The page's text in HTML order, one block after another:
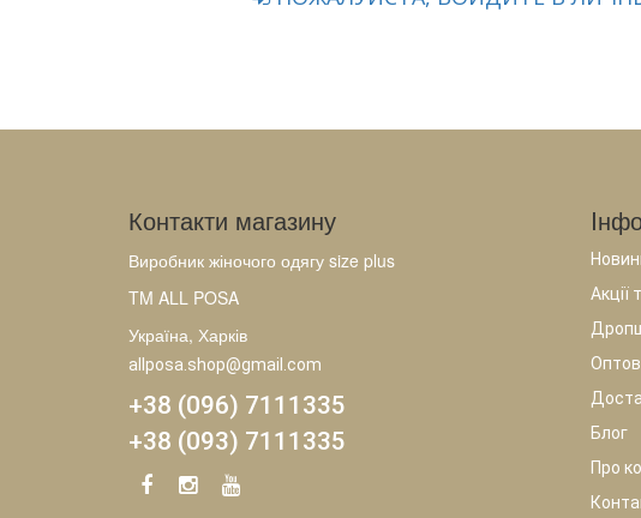
Контакти магазину
Виробник жіночого одягу size plus
TM ALL POSA
Україна, Харків
allposa.shop@gmail.com
+38 (096) 7111335
+38 (093) 7111335
Акції
Блог
Про